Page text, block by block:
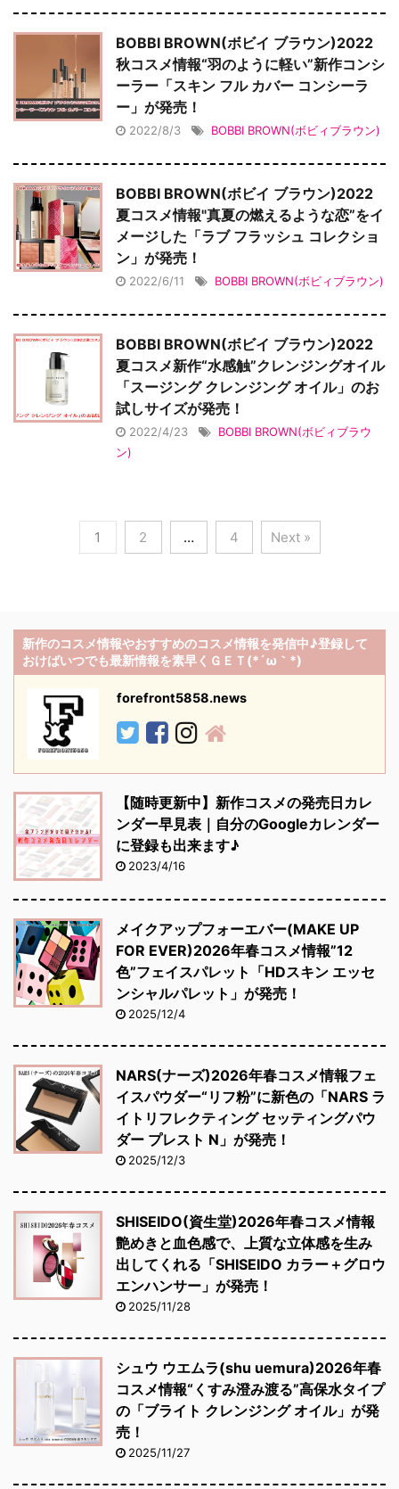
BOBBI BROWN(ボビイ ブラウン)2022
秋コスメ情報“羽のように軽い”新作コンシ
ーラー「スキン フル カバー コンシーラ
ー」が発売！
2022/8/3 BOBBI BROWN(ボビィブラウン)
BOBBI BROWN(ボビイ ブラウン)2022
夏コスメ情報"真夏の燃えるような恋”をイ
メージした「ラブ フラッシュ コレクショ
ン」が発売！
2022/6/11 BOBBI BROWN(ボビィブラウン)
BOBBI BROWN(ボビイ ブラウン)2022
夏コスメ新作“水感触”クレンジングオイル
「スージング クレンジング オイル」のお
試しサイズが発売！
2022/4/23
BOBBI BROWN(ボビィブラウ
ン)
1 2 … 4 Next »
新作のコスメ情報やおすすめのコスメ情報を発信中♪登録して
おけばいつでも最新情報を素早くＧＥＴ(*´ω｀*)
forefront5858.news
【随時更新中】新作コスメの発売日カレ
ンダー早見表｜自分のGoogleカレンダー
に登録も出来ます♪
2023/4/16
メイクアップフォーエバー(MAKE UP
FOR EVER)2026年春コスメ情報”12
色”フェイスパレット「HDスキン エッセ
ンシャルパレット」が発売！
2025/12/4
NARS(ナーズ)2026年春コスメ情報フェ
イスパウダー“リフ粉”に新色の「NARS ラ
イトリフレクティング セッティングパウ
ダー プレスト N」が発売！
2025/12/3
SHISEIDO(資生堂)2026年春コスメ情報
艶めきと血色感で、上質な立体感を生み
出してくれる「SHISEIDO カラー＋グロウ
エンハンサー」が発売！
2025/11/28
シュウ ウエムラ(shu uemura)2026年春
コスメ情報“くすみ澄み渡る”高保水タイプ
の「ブライト クレンジング オイル」が発
売！
2025/11/27